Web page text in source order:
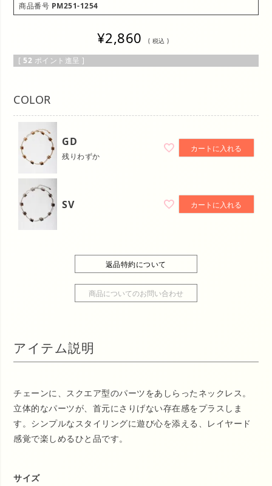
商品番号 PM251-1254
¥2,860 税込
[ 52 ポイント進呈 ]
COLOR
GD
残りわずか
カートに入れる
SV カートに入れる
返品特約について
商品についてのお問い合わせ
アイテム説明
チェーンに、スクエア型のパーツをあしらったネックレス。
立体的なパーツが、首元にさりげない存在感をプラスしま
す。シンプルなスタイリングに遊び心を添える、レイヤード
感覚で楽しめるひと品です。
サイズ